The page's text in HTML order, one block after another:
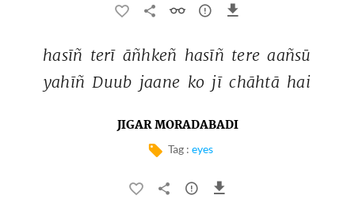
hasīñ terī āñhkeñ hasīñ tere aañsū
yahīñ Duub jaane ko jī chāhtā hai
JIGAR MORADABADI
Tag : eyes